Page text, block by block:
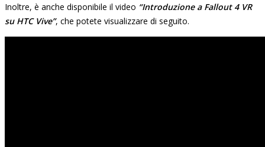
Inoltre, è anche disponibile il video “Introduzione a Fallout 4 VR
su HTC Vive”, che potete visualizzare di seguito.